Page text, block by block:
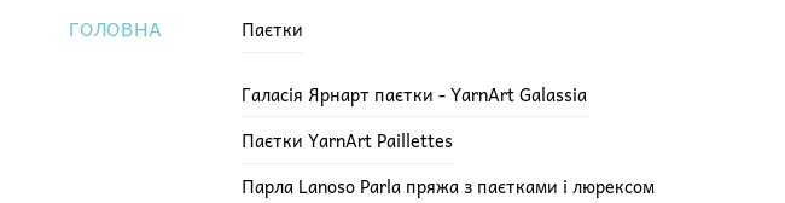
ГОЛОВНА Паєтки
Галасія Ярнарт паєтки - YarnArt Galassia
Паєтки YarnArt Paillettes
Парла Lanoso Parla пряжа з паєтками і люрексом